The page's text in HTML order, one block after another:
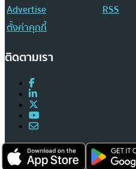
Advertise
RSS
ตั้งค่าคุกกี้
ติดตามเรา